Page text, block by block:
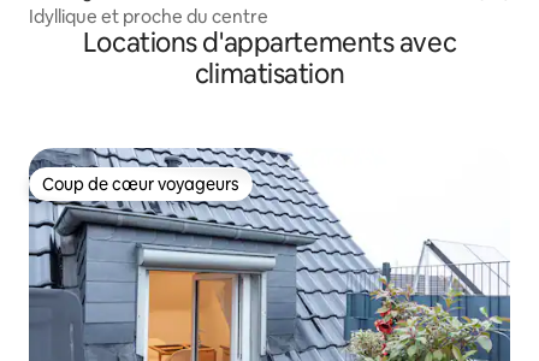
Idyllique et proche du centre
Locations d'appartements avec
climatisation
Coup de cœur voyageurs
Coup de cœur voyageurs